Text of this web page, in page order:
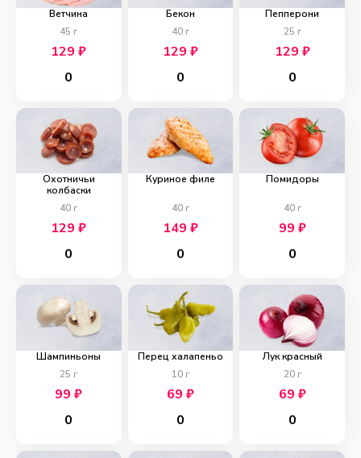
Ветчина
45 г
129₽
0
Бекон
40г
129 ₽
0
Пепперони
25 г
129 ₽
0
Охотничьи
колбаски
40 г
129₽
0
Куриное филе
40г
149 ₽
0
Помидоры
40г
99 ₽
0
Шампиньоны
25 г
99₽
0
Перец халапеньо
10г
69 ₽
0
Лук красный
20г
69 ₽
0